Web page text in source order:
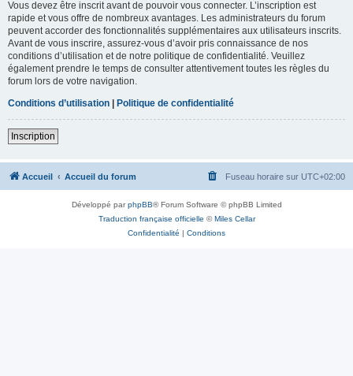
Vous devez être inscrit avant de pouvoir vous connecter. L’inscription est
rapide et vous offre de nombreux avantages. Les administrateurs du forum
peuvent accorder des fonctionnalités supplémentaires aux utilisateurs inscrits.
Avant de vous inscrire, assurez-vous d’avoir pris connaissance de nos
conditions d’utilisation et de notre politique de confidentialité. Veuillez
également prendre le temps de consulter attentivement toutes les règles du
forum lors de votre navigation.
Conditions d’utilisation | Politique de confidentialité
Inscription
Accueil Accueil du forum Fuseau horaire sur UTC+02:00
Développé parphpBB® Forum Software © phpBB Limited
Traduction française officielle ©Miles Cellar
Confidentialité | Conditions